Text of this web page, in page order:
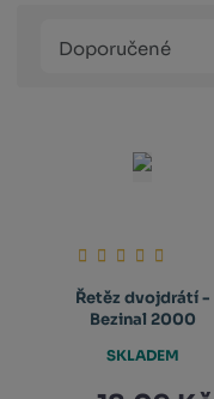
produktů
Řetěz dvojdrátí -
Bezinal 2000
SKLADEM